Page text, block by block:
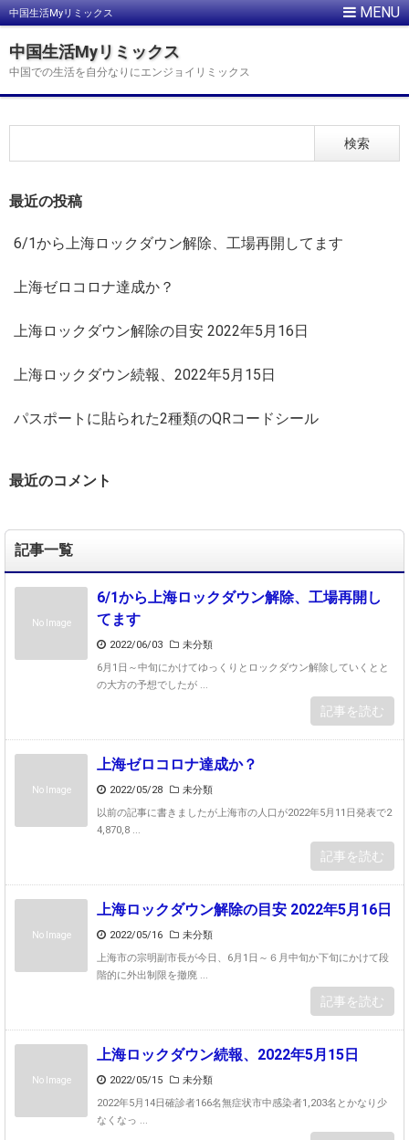
中国生活Myリミックス
中国生活Myリミックス
中国での生活を自分なりにエンジョイリミックス
最近の投稿
6/1から上海ロックダウン解除、工場再開してます
上海ゼロコロナ達成か？
上海ロックダウン解除の目安 2022年5月16日
上海ロックダウン続報、2022年5月15日
パスポートに貼られた2種類のQRコードシール
最近のコメント
記事一覧
No Image
6/1から上海ロックダウン解除、工場再開し
てます
2022/06/03
未分類
6月1日～中旬にかけてゆっくりとロックダウン解除していくとと
の大方の予想でしたが ...
記事を読む
No Image
上海ゼロコロナ達成か？
2022/05/28
未分類
以前の記事に書きましたが上海市の人口が2022年5月11日発表で2
4,870,8 ...
記事を読む
No Image
上海ロックダウン解除の目安 2022年5月16日
2022/05/16
未分類
上海市の宗明副市長が今日、6月1日～６月中旬か下旬にかけて段
階的に外出制限を撤廃 ...
記事を読む
No Image
上海ロックダウン続報、2022年5月15日
2022/05/15
未分類
2022年5月14日確診者166名無症状市中感染者1,203名とかなり少
なくなっ ...